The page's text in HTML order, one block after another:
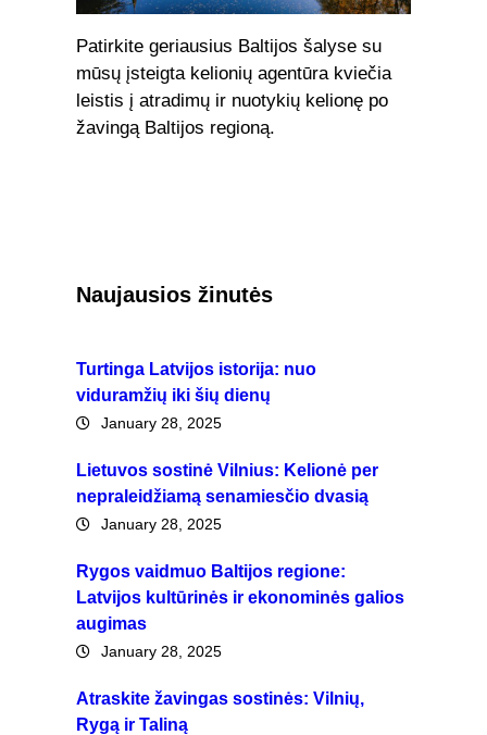
Patirkite geriausius Baltijos šalyse su
mūsų įsteigta kelionių agentūra kviečia
leistis į atradimų ir nuotykių kelionę po
žavingą Baltijos regioną.
Naujausios žinutės
Turtinga Latvijos istorija: nuo
viduramžių iki šių dienų
January 28, 2025
Lietuvos sostinė Vilnius: Kelionė per
nepraleidžiamą senamiesčio dvasią
January 28, 2025
Rygos vaidmuo Baltijos regione:
Latvijos kultūrinės ir ekonominės galios
augimas
January 28, 2025
Atraskite žavingas sostinės: Vilnių,
Rygą ir Taliną